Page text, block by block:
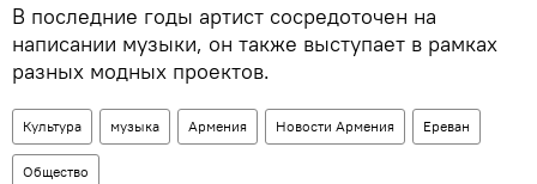
В последние годы артист сосредоточен на
написании музыки, он также выступает в рамках
разных модных проектов.
Культура музыка Армения Новости Армения Ереван
Общество